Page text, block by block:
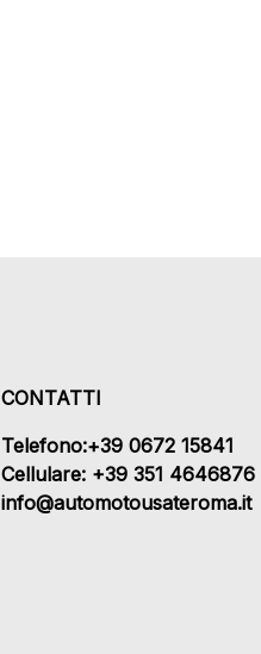
CONTATTI
Telefono:+39 0672 15841
Cellulare: +39 351 4646876
info@automotousateroma.it